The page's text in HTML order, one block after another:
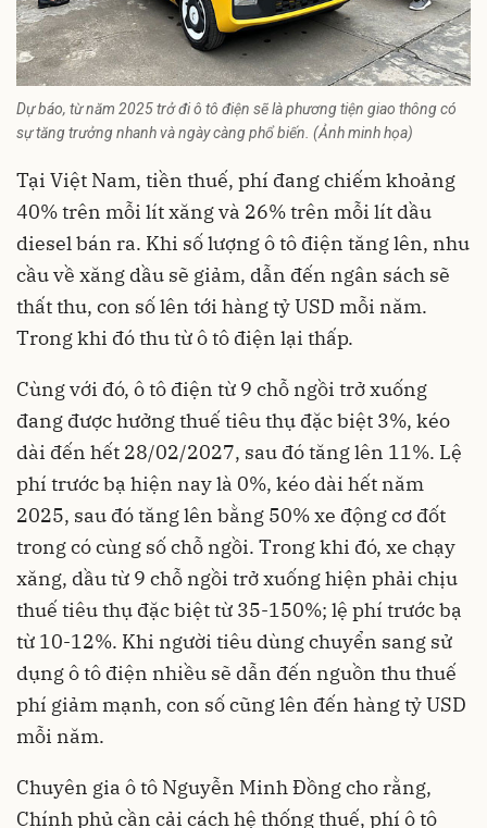
Dự báo, từ năm 2025 trở đi ô tô điện sẽ là phương tiện giao thông có
sự tăng trưởng nhanh và ngày càng phổ biến. (Ảnh minh họa)
Tại Việt Nam, tiền thuế, phí đang chiếm khoảng
40% trên mỗi lít xăng và 26% trên mỗi lít dầu
diesel bán ra. Khi số lượng ô tô điện tăng lên, nhu
cầu về xăng dầu sẽ giảm, dẫn đến ngân sách sẽ
thất thu, con số lên tới hàng tỷ USD mỗi năm.
Trong khi đó thu từ ô tô điện lại thấp.
Cùng với đó, ô tô điện từ 9 chỗ ngồi trở xuống
đang được hưởng thuế tiêu thụ đặc biệt 3%, kéo
dài đến hết 28/02/2027, sau đó tăng lên 11%. Lệ
phí trước bạ hiện nay là 0%, kéo dài hết năm
2025, sau đó tăng lên bằng 50% xe động cơ đốt
trong có cùng số chỗ ngồi. Trong khi đó, xe chạy
xăng, dầu từ 9 chỗ ngồi trở xuống hiện phải chịu
thuế tiêu thụ đặc biệt từ 35-150%; lệ phí trước bạ
từ 10-12%. Khi người tiêu dùng chuyển sang sử
dụng ô tô điện nhiều sẽ dẫn đến nguồn thu thuế
phí giảm mạnh, con số cũng lên đến hàng tỷ USD
mỗi năm.
Chuyên gia ô tô Nguyễn Minh Đồng cho rằng,
Chính phủ cần cải cách hệ thống thuế, phí ô tô